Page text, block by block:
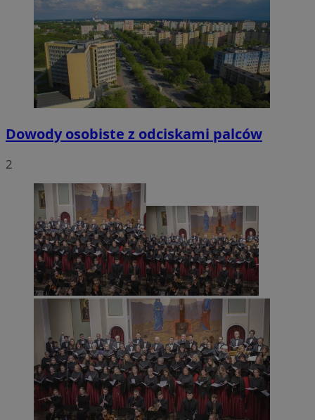
Dowody osobiste z odciskami palców
2